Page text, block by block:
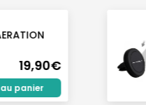
19,90€
panier